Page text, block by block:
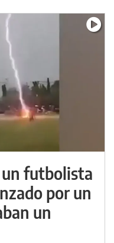
futbolista
por un
un